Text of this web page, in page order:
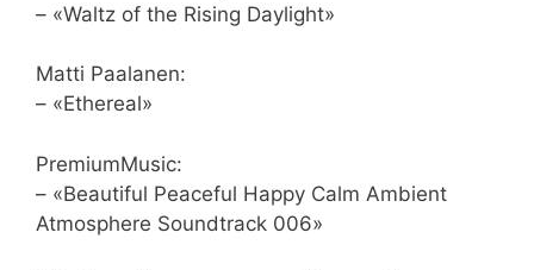
– «Waltz of the Rising Daylight»
Matti Paalanen:
– «Ethereal»
PremiumMusic:
– «Beautiful Peaceful Happy Calm Ambient
Atmosphere Soundtrack 006»